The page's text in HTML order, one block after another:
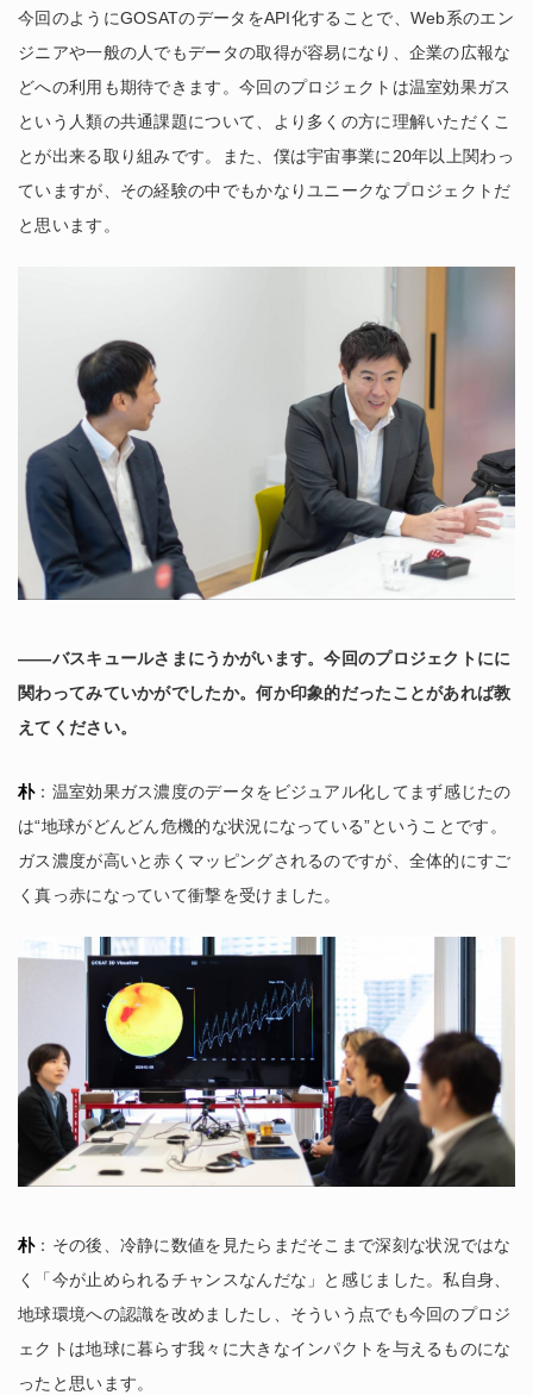
今回のようにGOSATのデータをAPI化することで、Web系のエン
ジニアや一般の人でもデータの取得が容易になり、企業の広報な
どへの利用も期待できます。今回のプロジェクトは温室効果ガス
という人類の共通課題について、より多くの方に理解いただくこ
とが出来る取り組みです。また、僕は宇宙事業に20年以上関わっ
ていますが、その経験の中でもかなりユニークなプロジェクトだ
と思います。
――バスキュールさまにうかがいます。今回のプロジェクトにに
関わってみていかがでしたか。何か印象的だったことがあれば教
えてください。
朴：温室効果ガス濃度のデータをビジュアル化してまず感じたの
は“地球がどんどん危機的な状況になっている”ということです。
ガス濃度が高いと赤くマッピングされるのですが、全体的にすご
く真っ赤になっていて衝撃を受けました。
朴：その後、冷静に数値を見たらまだそこまで深刻な状況ではな
く「今が止められるチャンスなんだな」と感じました。私自身、
地球環境への認識を改めましたし、そういう点でも今回のプロジ
ェクトは地球に暮らす我々に大きなインパクトを与えるものにな
ったと思います。